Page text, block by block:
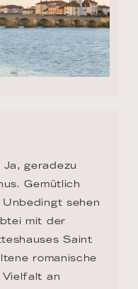
geradezu
Gemütlich
sehen
mit der
Saint
romanische
Vielfalt an